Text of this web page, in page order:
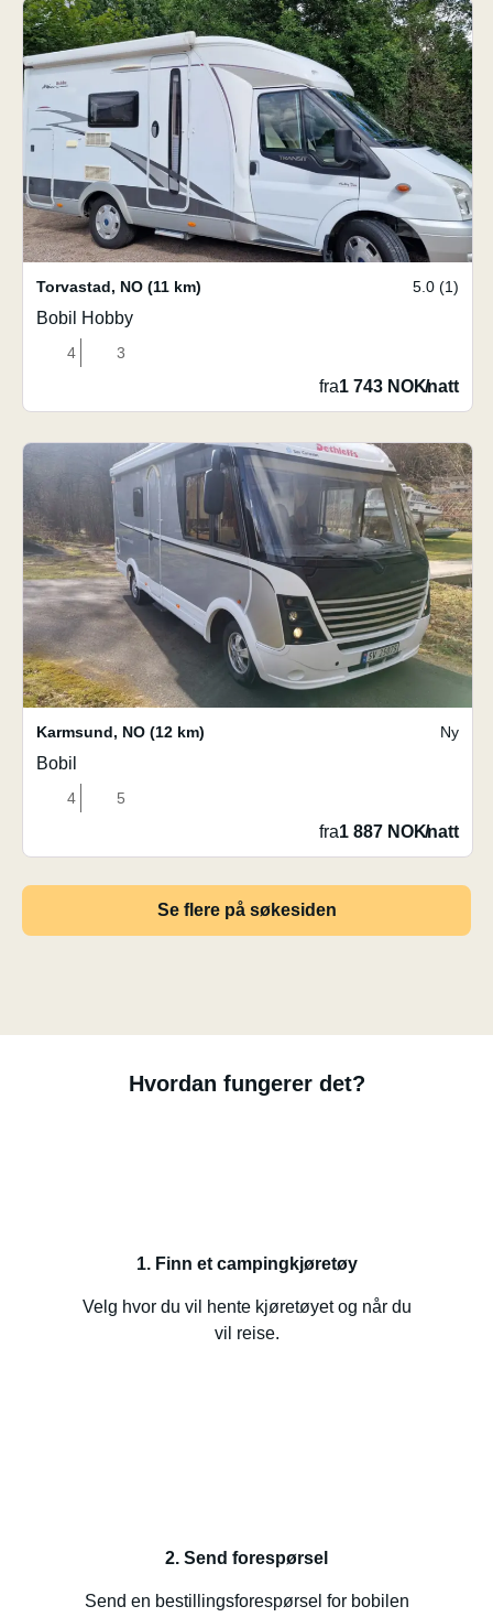
Torvastad, NO (11 km) 5.0 (1)
Bobil Hobby
4 3
fra1 743 NOK/natt
Karmsund, NO (12 km) Ny
Bobil
4 5
fra1 887 NOK/natt
Se flere på søkesiden
Hvordan fungerer det?
1. Finn et campingkjøretøy
Velg hvor du vil hente kjøretøyet og når du
vil reise.
2. Send forespørsel
Send en bestillingsforespørsel for bobilen